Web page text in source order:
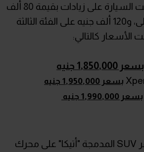
السابقة، وقد حصلت السيارة على زيادات بقيمة 80 ألف
جنيه على الفئة الأولى، و120 ألف جنيه على الفئة الثالثة
بسعر 1,850,000 جنيه
بسعر 1,950,000 جنيه
بسعر 1,990,000 جنيه
تعتمد الكروس أوفر SUV المدمجة "أتيكا" على محرك